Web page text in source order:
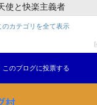
使と快楽主義者
のカテゴリを全て表示
このブログに投票する
村